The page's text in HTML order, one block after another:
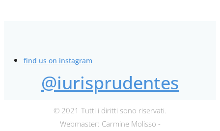
find us on instagram
@iurisprudentes
© 2021 Tutti i diritti sono riservati.
Webmaster: Carmine Molisso -